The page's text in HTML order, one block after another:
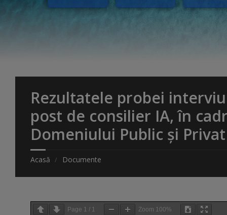
Rezultatele probei
post de consilier IA, în
Domeniului Public și Privat
Acasă Documente
Page 1 / 1 Zoom 100%